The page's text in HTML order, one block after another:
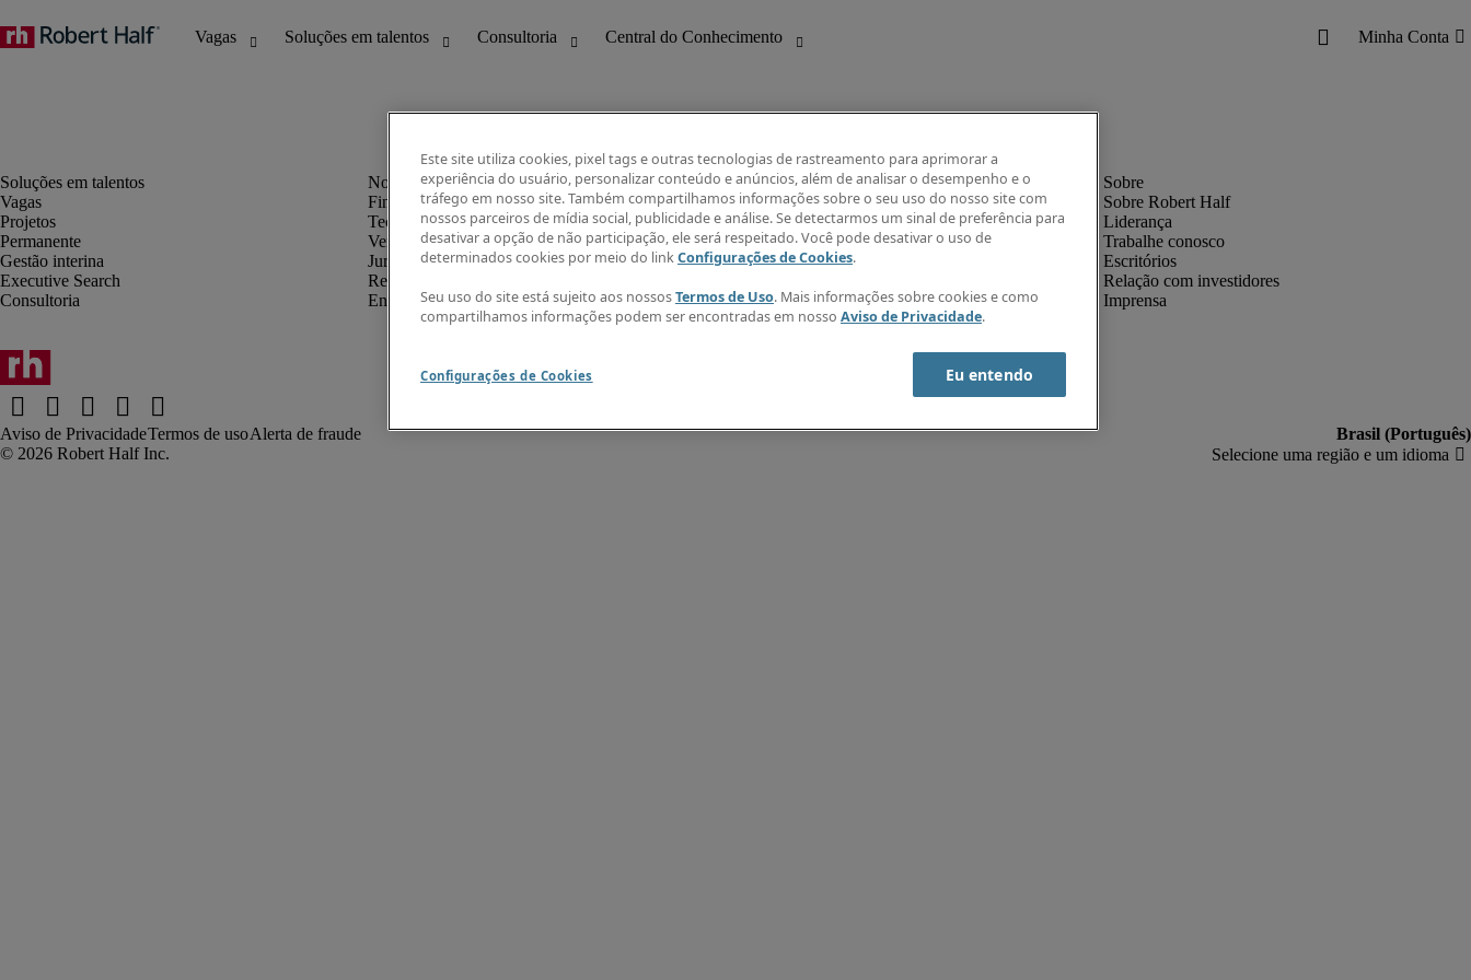
Vagas
Projetos
Permanente
Gestão interina
Executive Search
Consultoria
Finanças e contabilidade
Tecnologia da informação
Vendas e marketing
Jurídico
Recursos humanos
Engenharia
Guia salarial
Índice de confiança Robert Half
Panorama Setorial
Funções mais demandadas
Receba nossa newsletter
Criar alerta de vagas
Sobre Robert Half
Liderança
Trabalhe conosco
Escritórios
Relação com investidores
Imprensa
Aviso de PrivacidadeTermos de usoAlerta de fraude
Este site utiliza cookies, pixel tags e outras tecnologias de rastreamento para aprimorar a
experiência do usuário, personalizar conteúdo e anúncios, além de analisar o desempenho e o
tráfego em nosso site. Também compartilhamos informações sobre o seu uso do nosso site com
nossos parceiros de mídia social, publicidade e análise. Se detectarmos um sinal de preferência para
desativar a opção de não participação, ele será respeitado. Você pode desativar o uso de
determinados cookies por meio do linkConfigurações de Cookies.
Seu uso do site está sujeito aos nossosTermos de Uso. Mais informações sobre cookies e como
compartilhamos informações podem ser encontradas em nosso Aviso de Privacidade.
Configurações de Cookies Eu entendo